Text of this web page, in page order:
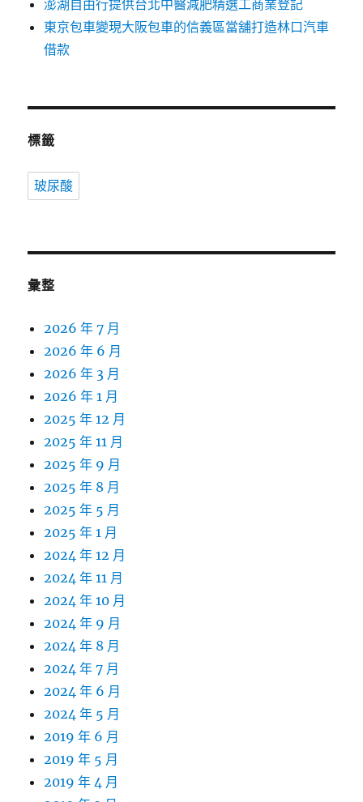
澎湖自由行提供台北中醫減肥精選工商業登記
東京包車變現大阪包車的信義區當舖打造林口汽車
借款
標籤
玻尿酸
彙整
2026 年 7 月
2026 年 6 月
2026 年 3 月
2026 年 1 月
2025 年 12 月
2025 年 11 月
2025 年 9 月
2025 年 8 月
2025 年 5 月
2025 年 1 月
2024 年 12 月
2024 年 11 月
2024 年 10 月
2024 年 9 月
2024 年 8 月
2024 年 7 月
2024 年 6 月
2024 年 5 月
2019 年 6 月
2019 年 5 月
2019 年 4 月